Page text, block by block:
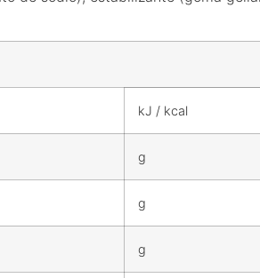
kJ / kcal
g
g
g